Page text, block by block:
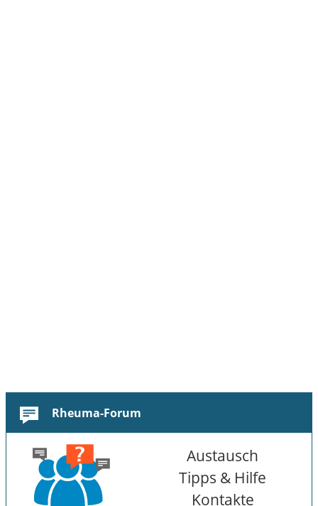
Rheuma-Forum
Austausch
Tipps & Hilfe
Kontakte